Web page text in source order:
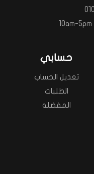
حسابي
تعديل الحساب
الطلبات
المفضله